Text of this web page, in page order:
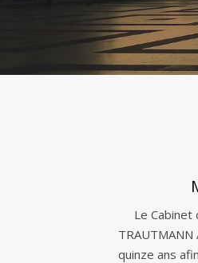
Le Cabinet
TRAUTMANN
quinze ans